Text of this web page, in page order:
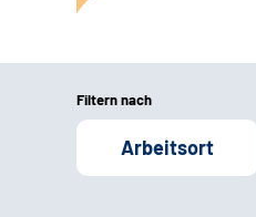
Filtern nach
Arbeitsort